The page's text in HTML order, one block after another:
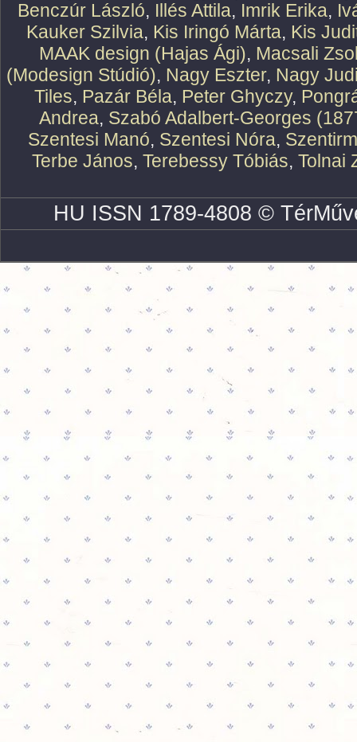
Benczúr László, Illés Attila, Imrik Erika,
Kauker Szilvia, Kis Iringó Márta, Kis
MAAK design (Hajas Ági), Macsali
(Modesign Stúdió), Nagy Eszter, Nagy
Tiles, Pazár Béla, Peter Ghyczy,
Andrea, Szabó Adalbert-Georges
Szentesi Manó, Szentesi Nóra,
Terbe János, Terebessy Tóbiás, Tolnai
HU ISSN 1789-4808 ©